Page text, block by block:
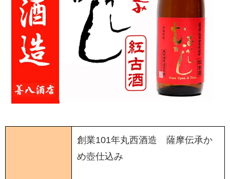
創業101年丸西酒造 薩摩伝承か
め壺仕込み